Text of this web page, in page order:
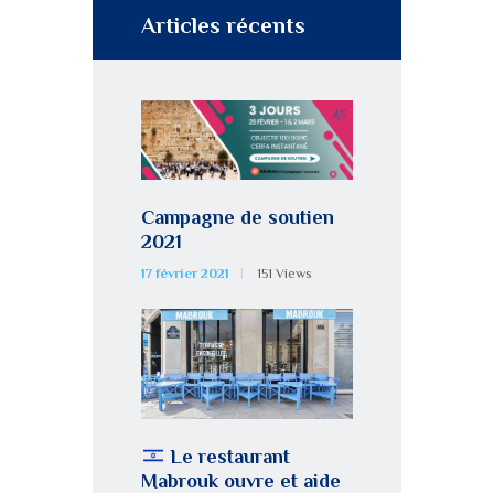
Articles récents
Campagne de soutien
2021
17 février 2021 151 Views
Le restaurant
Mabrouk ouvre et aide